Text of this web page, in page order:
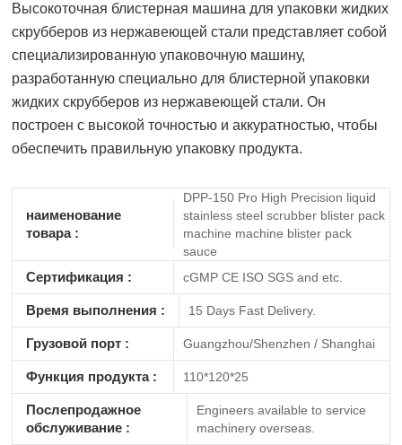
Высокоточная блистерная машина для упаковки жидких
скрубберов из нержавеющей стали представляет собой
специализированную упаковочную машину,
разработанную специально для блистерной упаковки
жидких скрубберов из нержавеющей стали. Он
построен с высокой точностью и аккуратностью, чтобы
обеспечить правильную упаковку продукта.
наименование
товара :
DPP-150 Pro High Precision liquid
stainless steel scrubber blister pack
machine machine blister pack
sauce
Сертификация : cGMP CE ISO SGS and etc.
Время выполнения : 15 Days Fast Delivery.
Грузовой порт : Guangzhou/Shenzhen / Shanghai
Функция продукта : 110*120*25
Послепродажное
обслуживание :
Engineers available to service
machinery overseas.